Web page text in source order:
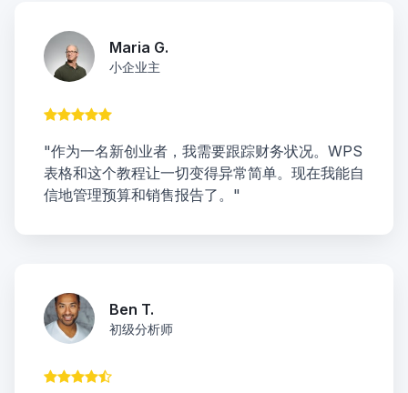
Maria G.
小企业主
"作为一名新创业者，我需要跟踪财务状况。WPS
表格和这个教程让一切变得异常简单。现在我能自
信地管理预算和销售报告了。"
Ben T.
初级分析师